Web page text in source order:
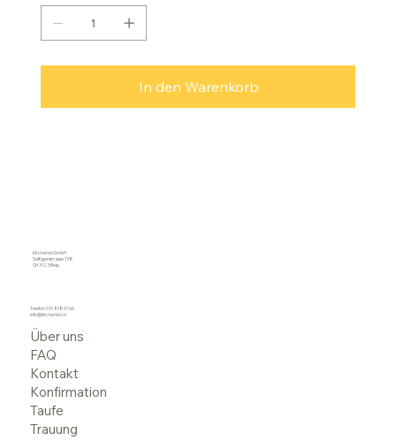
In den Warenkorb
Kirchenid GmbH
Seftigenstrasse 138
CH 3123 Belp
Telefon031 818 01 66
info@kirchenid.ch
Über uns
FAQ
Kontakt
Konfirmation
Taufe
Trauung